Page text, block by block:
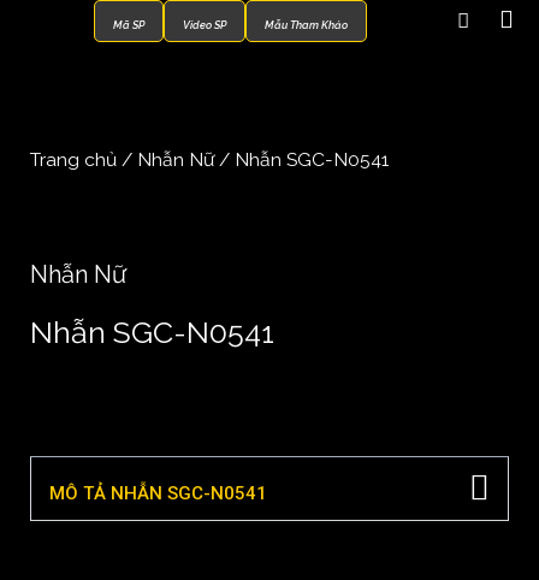
Mã SP Video SP Mẫu Tham Khảo
Trang chủ / Nhẫn Nữ/ Nhẫn SGC-N0541
Nhẫn Nữ
Nhẫn SGC-N0541
MÔ TẢ NHẪN SGC-N0541